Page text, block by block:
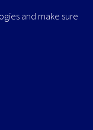
and make sure